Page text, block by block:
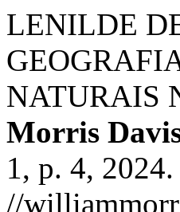
LENILDE
NATURAIS
Morris
1, p. 4,
//